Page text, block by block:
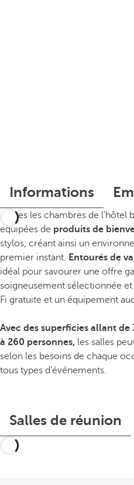
Informations
Toutes les chambres de
équipées de produits de
stylos, créant ainsi un
premier instant. Entourés de
idéal pour savourer une offre
soigneusement sélectionnée
Fi gratuite et un équipement
Avec des superficies allant
à 260 personnes, les salles
selon les besoins de chaque
tous types d'événements.
Salles de réunion